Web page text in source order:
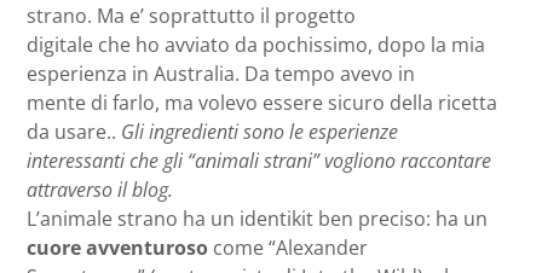
strano. Ma e’ soprattutto il progetto
digitale che ho avviato da pochissimo, dopo la mia
esperienza in Australia. Da tempo avevo in
mente di farlo, ma volevo essere sicuro della ricetta
da usare.. Gli ingredienti sono le esperienze
interessanti che gli “animali strani” vogliono raccontare
attraverso il blog.
L’animale strano ha un identikit ben preciso: ha un
cuore avventuroso come “Alexander